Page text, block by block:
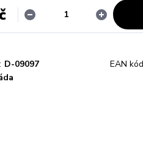
D-09097 EAN